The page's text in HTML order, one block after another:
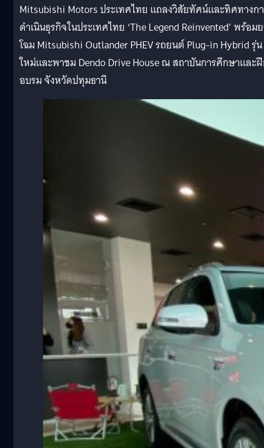
Mitsubishi Motors ประเทศไทย แถลงวิสัยทัศน์และทิศทางก
ดำเนินธุรกิจในประเทศไทย ‘The Legend Reinvented’ พร้อม
โฉม Mitsubishi Outlander PHEV รถยนต์ Plug-in Hybrid รุ่น
ใหม่และพาชม Dendo Drive House ณ สถาบันการศึกษาและ
อบรม จังหวัดปทุมธานี